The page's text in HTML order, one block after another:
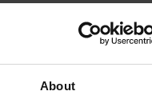
About
moderne de réparation
peuvent restaurer les
Plus d'informations